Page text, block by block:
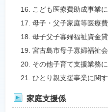
こども医療費助成事業に
母子・父子家庭等医療
母子父子寡婦福祉資金
宮古島市母子寡婦福祉会
その他子育て支援業務に
ひとり親支援事業に関す
家庭支援係